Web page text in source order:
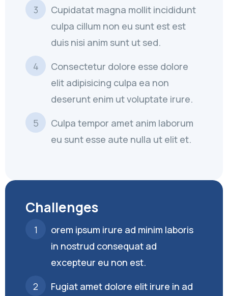
Cupidatat magna mollit incididunt
culpa cillum non eu sunt est est
duis nisi anim sunt ut sed.
Consectetur dolore esse dolore
elit adipisicing culpa ea non
deserunt enim ut voluptate irure.
Culpa tempor amet anim laborum
eu sunt esse aute nulla ut elit et.
Challenges
orem ipsum irure ad minim laboris
in nostrud consequat ad
excepteur eu non est.
Fugiat amet dolore elit irure in ad